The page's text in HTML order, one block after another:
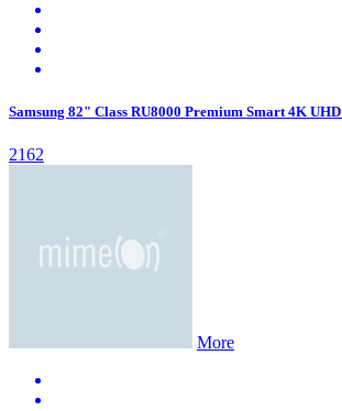
Samsung 82" Class RU8000 Premium Smart 4K
2162
More